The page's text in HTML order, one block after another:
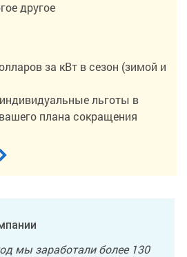
другое
за кВт в сезон (зимой и
льготы в
плана сокращения
мы заработали более 130